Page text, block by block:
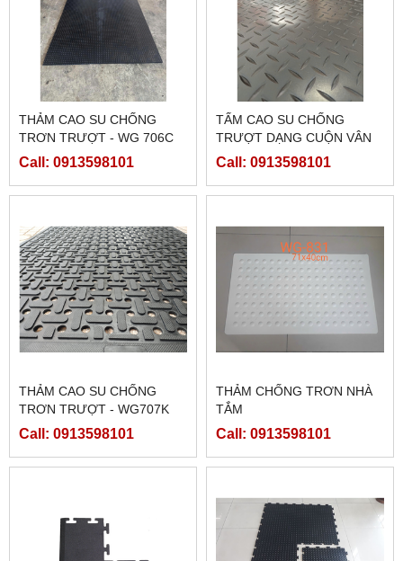
THẢM CAO SU CHỐNG
TRƠN TRƯỢT - WG 706C
Call: 0913598101
TẤM CAO SU CHỐNG
TRƯỢT DẠNG CUỘN VÂN
LÁ; SỌC DỌC; CARO
Call: 0913598101
THẢM CAO SU CHỐNG
TRƠN TRƯỢT - WG707K
(CAO SU LỖ SỌC NGANG
Call: 0913598101
THẢM CHỐNG TRƠN NHÀ
TẮM
Call: 0913598101